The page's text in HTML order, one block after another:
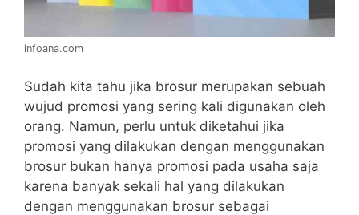
infoana.com
Sudah kita tahu jika brosur merupakan sebuah
wujud promosi yang sering kali digunakan oleh
orang. Namun, perlu untuk diketahui jika
promosi yang dilakukan dengan menggunakan
brosur bukan hanya promosi pada usaha saja
karena banyak sekali hal yang dilakukan
dengan menggunakan brosur sebagai